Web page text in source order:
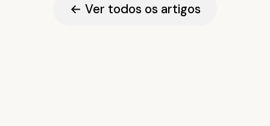
← Ver todos os artigos